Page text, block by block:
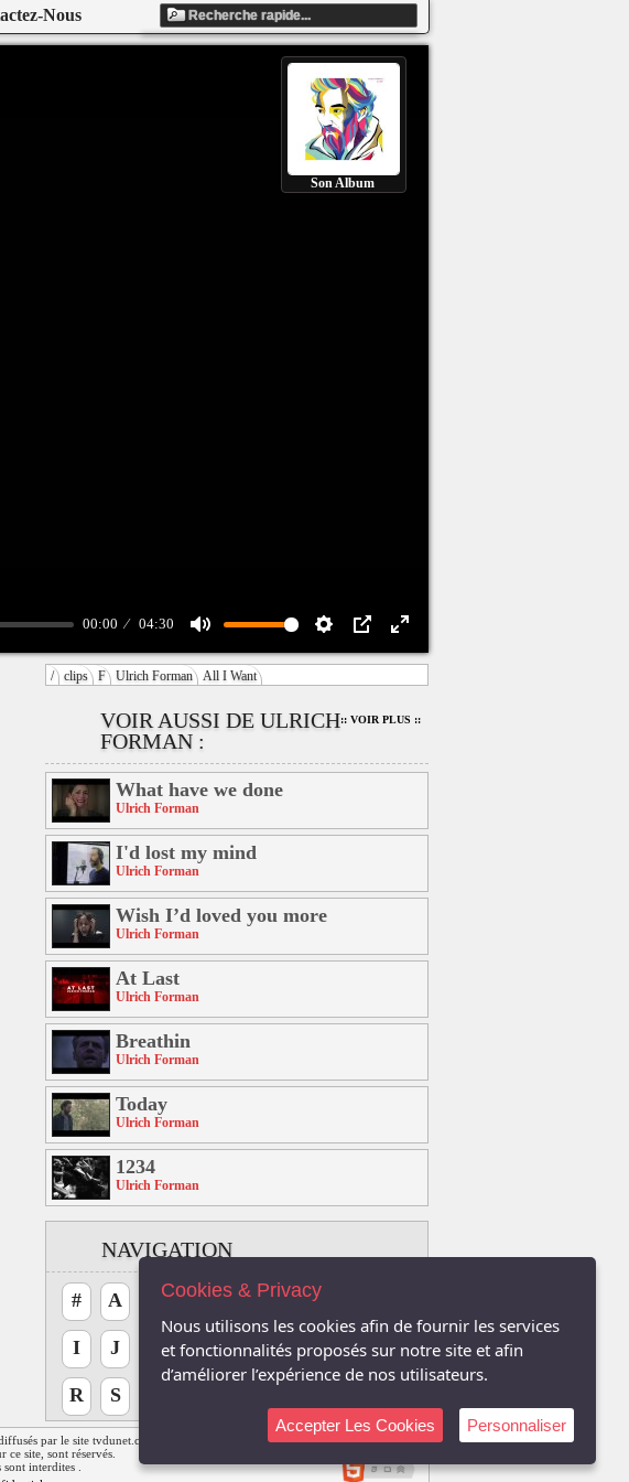
Nous
00:00 04:30
Mute Settings
PIP
Enter
Son Album
/ clips F Ulrich Forman All I Want
VOIR AUSSI DE ULRICH
FORMAN :
:: VOIR PLUS ::
What have we done
Ulrich Forman
I'd lost my mind
Ulrich Forman
Wish I’d loved you more
Ulrich Forman
At Last
Ulrich Forman
Breathin
Ulrich Forman
Today
Ulrich Forman
1234
Ulrich Forman
NAVIGATION
# A C D E F
I J K L M N O P Q
R S
par le site tvdunet.com sont la propriété respective de leurs auteurs
ce site, sont réservés.
interdites .
Cookies & Privacy
Nous utilisons les cookies afin de fournir les services
et fonctionnalités proposés sur notre site et afin
d’améliorer l’expérience de nos utilisateurs.
Accepter Les Cookies Personnaliser